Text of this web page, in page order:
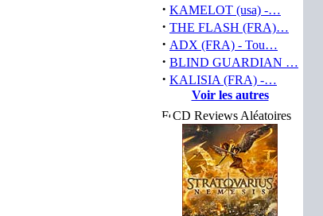
· KAMELOT (usa) -…
· THE FLASH (FRA)…
· ADX (FRA) - Tou…
· BLIND GUARDIAN …
· KALISIA (FRA) -…
Voir les autres
CD Reviews Aléatoires